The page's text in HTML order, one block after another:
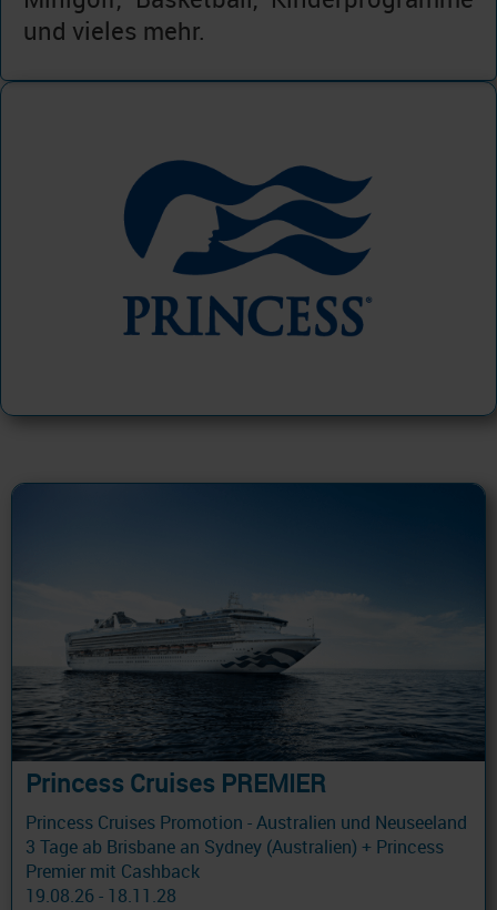
und vieles mehr.
Princess Cruises PREMIER
Princess Cruises Promotion - Australien und Neuseeland
3 Tage ab Brisbane an Sydney (Australien) + Princess
Premier mit Cashback
19.08.26 - 18.11.28